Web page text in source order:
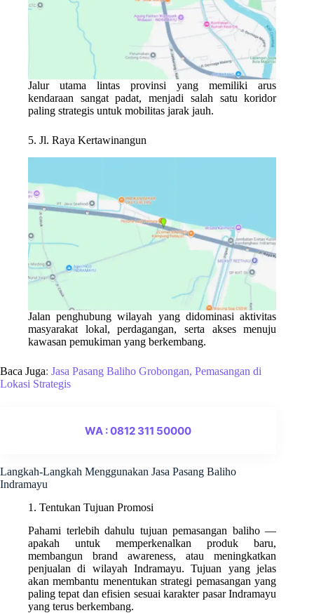
Jalur utama lintas provinsi yang memiliki arus
kendaraan sangat padat, menjadi salah satu koridor
paling strategis untuk mobilitas jarak jauh.
5. Jl. Raya Kertawinangun
Jalan penghubung wilayah yang didominasi aktivitas
masyarakat lokal, perdagangan, serta akses menuju
kawasan pemukiman yang berkembang.
Baca Juga: Jasa Pasang Baliho Grobongan, Pemasangan di
Lokasi Strategis
WA : 0812 311 50000
Langkah-Langkah Menggunakan Jasa Pasang Baliho
Indramayu
1. Tentukan Tujuan Promosi
Pahami terlebih dahulu tujuan pemasangan baliho —
apakah untuk memperkenalkan produk baru,
membangun brand awareness, atau meningkatkan
penjualan di wilayah Indramayu. Tujuan yang jelas
akan membantu menentukan strategi pemasangan yang
paling tepat dan efisien sesuai karakter pasar Indramayu
yang terus berkembang.